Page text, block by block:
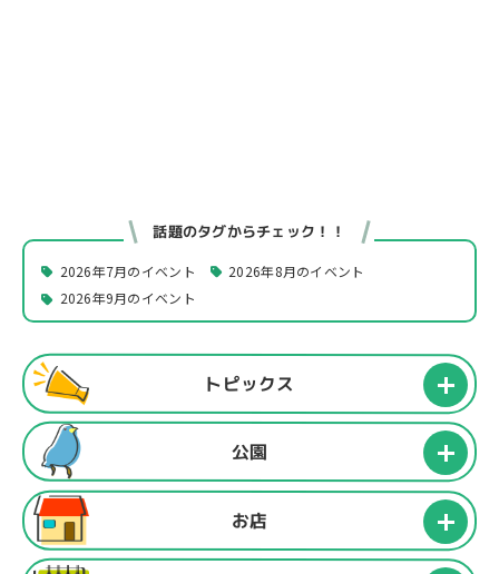
話題のタグからチェック！！
2026年7月のイベント
2026年8月のイベント
2026年9月のイベント
トピックス
公園
お店